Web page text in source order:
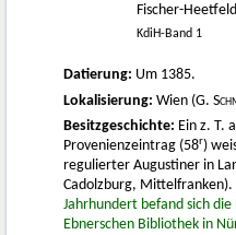
Fischer-Heetfeld
KdiH-Band 1
Datierung: Um 1385.
Lokalisierung: Wien (G.
Besitzgeschichte: Ein z. T.
Provenienzeintrag (58r)
regulierter Augustiner in
Cadolzburg, Mittelfranken).
Jahrhundert befand sich
Ebnerschen Bibliothek in